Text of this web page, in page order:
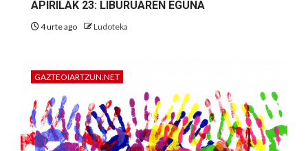
APIRILAK 23: LIBURUAREN EGUNA
4 urte ago Ludoteka
GAZTEOIARTZUN.NET